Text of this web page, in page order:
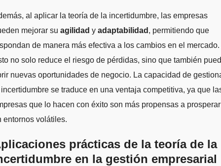
al aplicar la teoría de la incertidumbre, las empresas
mejorar su agilidad y adaptabilidad , permitiendo que
de manera más efectiva a los cambios en el mercado.
no solo reduce el riesgo de pérdidas, sino que también
nuevas oportunidades de negocio. La capacidad de
se traduce en una ventaja competitiva, ya que
que lo hacen con éxito son más propensas a prosperar
entornos volátiles.
prácticas de la teoría de la
en la gestión empresarial